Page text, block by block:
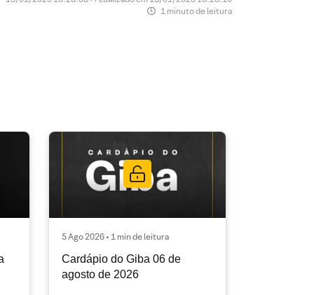
1 minuto de leitura
5 Ago 2026 • 1 min de leitura
Cardápio do Giba 06 de
agosto de 2026